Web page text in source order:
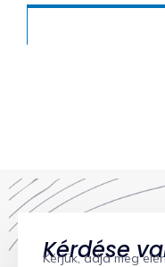
Kérdése
Kérjük, adja meg